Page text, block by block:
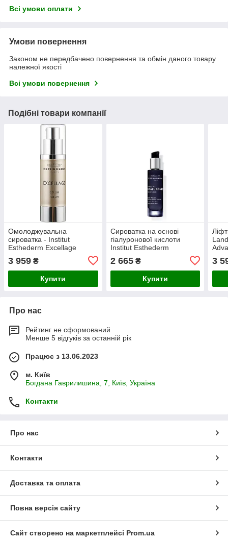
Всі умови оплати
Умови повернення
Законом не передбачено повернення та обмін даного товару
належної якості
Всі умови повернення
Подібні товари компанії
Омолоджувальна
сироватка - Institut
Esthederm Excellage
3 959 ₴
Купити
Сироватка на основі
гіалуронової кислоти
Institut Esthederm
INTENSIVE HYALURONIC
30 мл
2 665₴
Купити
3
Про нас
Рейтинг не сформований
Менше 5 відгуків за останній рік
Працює з 13.06.2023
м. Київ
Богдана Гаврилишина, 7, Київ, Україна
Контакти
Про нас
Контакти
Доставка та оплата
Повна версія сайту
Сайт створено на маркетплейсі Prom.ua